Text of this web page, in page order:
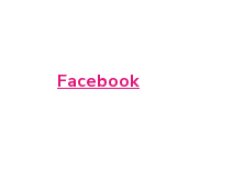
Facebook